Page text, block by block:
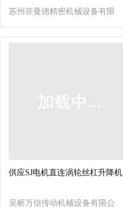
苏州菲曼德精密机械设备有限
公司
供应SJ电机直连涡轮丝杠升降机
吴桥万信传动机械设备有限公